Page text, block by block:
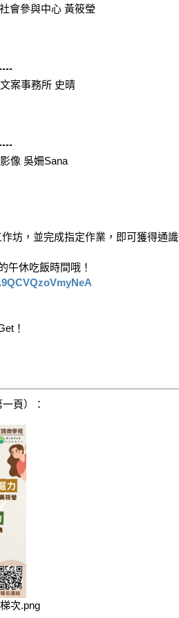
會參與中心 黃筱瑩
案事務所 史晴
像 吳姍Sana
坊，並完成指定作業，即可獲得通識
午休吃飯時間哦！
！
頁）：
次.png